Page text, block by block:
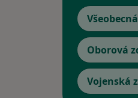
Oborová
Vojenská